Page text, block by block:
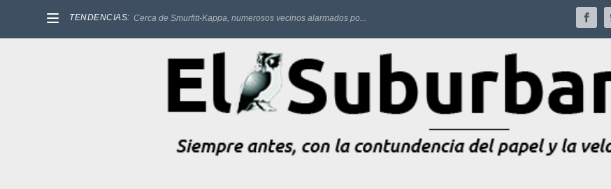
TENDENCIAS: Cerca de Smurfitt-Kappa, numerosos vecinos alarmados po...